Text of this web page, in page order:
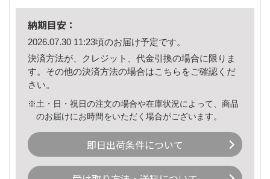
納期目安：
2026.07.30 11:23頃のお届け予定です。
決済方法が、クレジット、代金引換の場合に限りま
す。その他の決済方法の場合はこちら をご確認くだ
さい。
※土・日・祝日の注文の場合や在庫状況によって、商品
のお届けにお時間をいただく場合がございます。
即日出荷条件について